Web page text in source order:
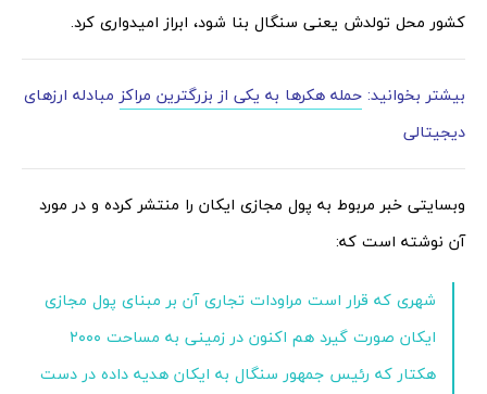
کشور محل تولدش یعنی سنگال بنا شود، ابراز امیدواری کرد.
بیشتر بخوانید: حمله هکرها به یکی از بزرگترین مراکز مبادله ارزهای
دیجیتالی
وبسایتی خبر مربوط به پول مجازی ایکان را منتشر کرده و در مورد
آن نوشته است که:
شهری که قرار است مراودات تجاری آن بر مبنای پول مجازی
ایکان صورت گیرد هم اکنون در زمینی به مساحت ۲۰۰۰
هکتار که رئیس جمهور سنگال به ایکان هدیه داده در دست